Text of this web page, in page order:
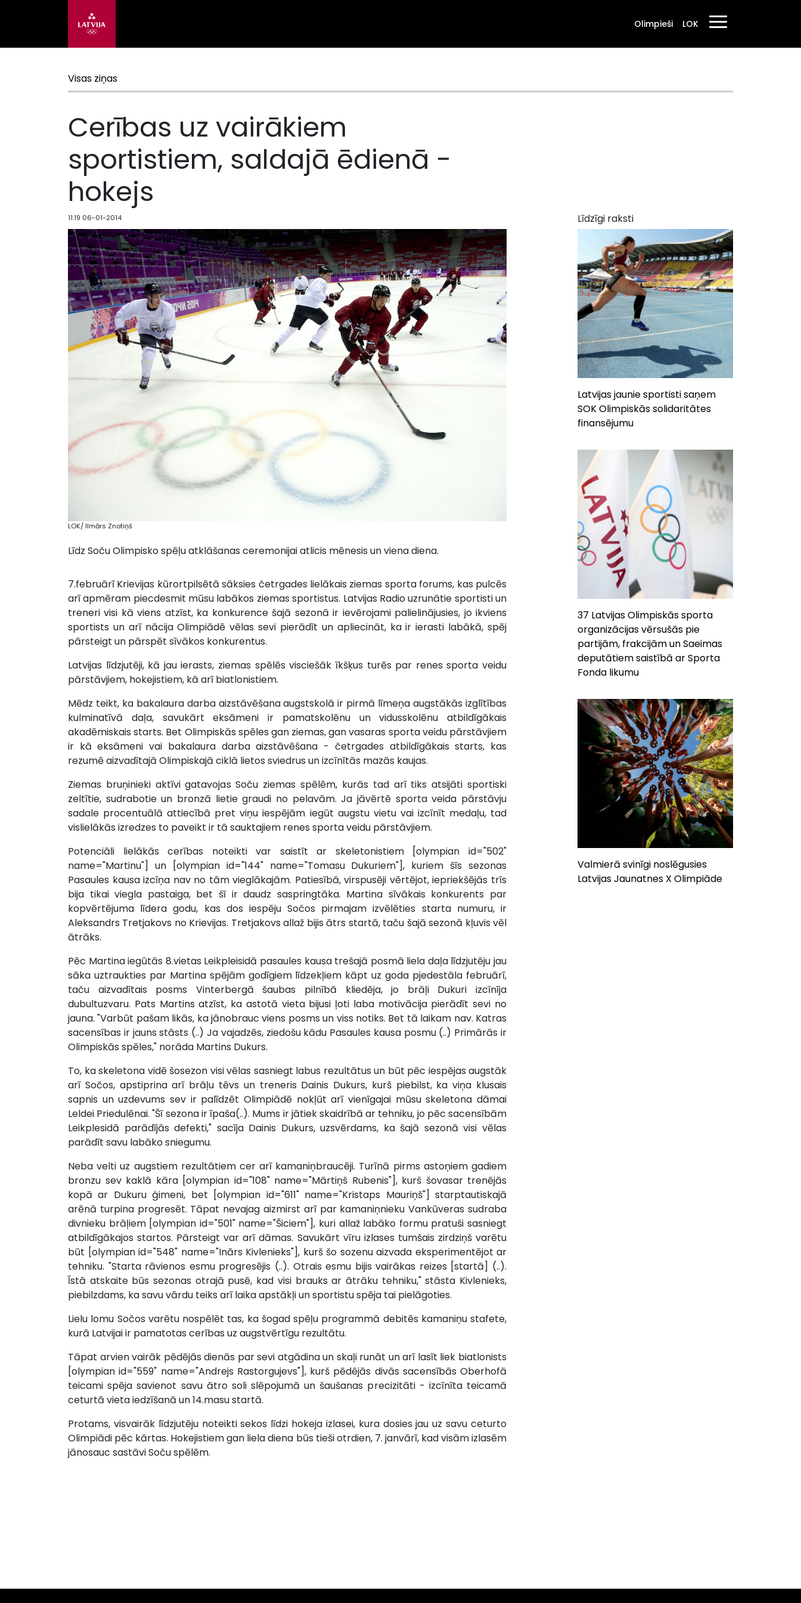
Olimpieši LOK
Visas ziņas
Cerības uz vairākiem
sportistiem, saldajā ēdienā -
hokejs
11:19 06-01-2014
LOK/ Ilmārs Znotiņš
Līdz Soču Olimpisko spēļu atklāšanas ceremonijai atlicis mēnesis un viena diena.
7.februārī Krievijas kūrortpilsētā sāksies četrgades lielākais ziemas sporta forums, kas pulcēs
arī apmēram piecdesmit mūsu labākos ziemas sportistus. Latvijas Radio uzrunātie sportisti un
treneri visi kā viens atzīst, ka konkurence šajā sezonā ir ievērojami palielinājusies, jo ikviens
sportists un arī nācija Olimpiādē vēlas sevi pierādīt un apliecināt, ka ir ierasti labākā, spēj
pārsteigt un pārspēt sīvākos konkurentus.
Latvijas līdzjutēji, kā jau ierasts, ziemas spēlēs visciešāk īkšķus turēs par renes sporta veidu
pārstāvjiem, hokejistiem, kā arī biatlonistiem.
Mēdz teikt, ka bakalaura darba aizstāvēšana augstskolā ir pirmā līmeņa augstākās izglītības
kulminatīvā daļa, savukārt eksāmeni ir pamatskolēnu un vidusskolēnu atbildīgākais
akadēmiskais starts. Bet Olimpiskās spēles gan ziemas, gan vasaras sporta veidu pārstāvjiem
ir kā eksāmeni vai bakalaura darba aizstāvēšana - četrgades atbildīgākais starts, kas
rezumē aizvadītajā Olimpiskajā ciklā lietos sviedrus un izcīnītās mazās kaujas.
Ziemas bruņinieki aktīvi gatavojas Soču ziemas spēlēm, kurās tad arī tiks atsijāti sportiski
zeltītie, sudrabotie un bronzā lietie graudi no pelavām. Ja jāvērtē sporta veida pārstāvju
sadale procentuālā attiecībā pret viņu iespējām iegūt augstu vietu vai izcīnīt medaļu, tad
vislielākās izredzes to paveikt ir tā sauktajiem renes sporta veidu pārstāvjiem.
Potenciāli lielākās cerības noteikti var saistīt ar skeletonistiem [olympian id="502"
name="Martinu"] un [olympian id="144" name="Tomasu Dukuriem"], kuriem šīs sezonas
Pasaules kausa izcīņa nav no tām vieglākajām. Patiesībā, virspusēji vērtējot, iepriekšējās trīs
bija tikai viegla pastaiga, bet šī ir daudz saspringtāka. Martina sīvākais konkurents par
kopvērtējuma līdera godu, kas dos iespēju Sočos pirmajam izvēlēties starta numuru, ir
Aleksandrs Tretjakovs no Krievijas. Tretjakovs allaž bijis ātrs startā, taču šajā sezonā kļuvis vēl
ātrāks.
Pēc Martina iegūtās 8.vietas Leikpleisidā pasaules kausa trešajā posmā liela daļa līdzjutēju jau
sāka uztraukties par Martina spējām godīgiem līdzekļiem kāpt uz goda pjedestāla februārī,
taču aizvadītais posms Vinterbergā šaubas pilnībā kliedēja, jo brāļi Dukuri izcīnīja
dubultuzvaru. Pats Martins atzīst, ka astotā vieta bijusi ļoti laba motivācija pierādīt sevi no
jauna. "Varbūt pašam likās, ka jānobrauc viens posms un viss notiks. Bet tā laikam nav. Katras
sacensības ir jauns stāsts (..) Ja vajadzēs, ziedošu kādu Pasaules kausa posmu (..) Primārās ir
Olimpiskās spēles," norāda Martins Dukurs.
To, ka skeletona vidē šosezon visi vēlas sasniegt labus rezultātus un būt pēc iespējas augstāk
arī Sočos, apstiprina arī brāļu tēvs un treneris Dainis Dukurs, kurš piebilst, ka viņa klusais
sapnis un uzdevums sev ir palīdzēt Olimpiādē nokļūt arī vienīgajai mūsu skeletona dāmai
Leldei Priedulēnai. "Šī sezona ir īpaša(..). Mums ir jātiek skaidrībā ar tehniku, jo pēc sacensībām
Leikplesidā parādījās defekti," sacīja Dainis Dukurs, uzsvērdams, ka šajā sezonā visi vēlas
parādīt savu labāko sniegumu.
Neba velti uz augstiem rezultātiem cer arī kamaniņbraucēji. Turīnā pirms astoņiem gadiem
bronzu sev kaklā kāra [olympian id="108" name="Mārtiņš Rubenis"], kurš šovasar trenējās
kopā ar Dukuru ģimeni, bet [olympian id="611" name="Kristaps Mauriņš"] starptautiskajā
arēnā turpina progresēt. Tāpat nevajag aizmirst arī par kamaniņnieku Vankūveras sudraba
divnieku brāļiem [olympian id="501" name="Šiciem"], kuri allaž labāko formu pratuši sasniegt
atbildīgākajos startos. Pārsteigt var arī dāmas. Savukārt vīru izlases tumšais zirdziņš varētu
būt [olympian id="548" name="Inārs Kivlenieks"], kurš šo sozenu aizvada eksperimentējot ar
tehniku. "Starta rāvienos esmu progresējis (..). Otrais esmu bijis vairākas reizes [startā] (..).
Īstā atskaite būs sezonas otrajā pusē, kad visi brauks ar ātrāku tehniku," stāsta Kivlenieks,
piebilzdams, ka savu vārdu teiks arī laika apstākļi un sportistu spēja tai pielāgoties.
Lielu lomu Sočos varētu nospēlēt tas, ka šogad spēļu programmā debitēs kamaniņu stafete,
kurā Latvijai ir pamatotas cerības uz augstvērtīgu rezultātu.
Tāpat arvien vairāk pēdējās dienās par sevi atgādina un skaļi runāt un arī lasīt liek biatlonists
[olympian id="559" name="Andrejs Rastorgujevs"], kurš pēdējās divās sacensībās Oberhofā
teicami spēja savienot savu ātro soli slēpojumā un šaušanas precizitāti - izcīnīta teicamā
ceturtā vieta iedzīšanā un 14.masu startā.
Protams, visvairāk līdzjutēju noteikti sekos līdzi hokeja izlasei, kura dosies jau uz savu ceturto
Olimpiādi pēc kārtas. Hokejistiem gan liela diena būs tieši otrdien, 7. janvārī, kad visām izlasēm
jānosauc sastāvi Soču spēlēm.
Līdzīgi raksti
Latvijas jaunie sportisti saņem
SOK Olimpiskās solidaritātes
finansējumu
37 Latvijas Olimpiskās sporta
organizācijas vērsušās pie
partijām, frakcijām un Saeimas
deputātiem saistībā ar Sporta
Fonda likumu
Valmierā svinīgi noslēgusies
Latvijas Jaunatnes X Olimpiāde